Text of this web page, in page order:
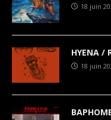
18 juin
HYENA /
18 juin